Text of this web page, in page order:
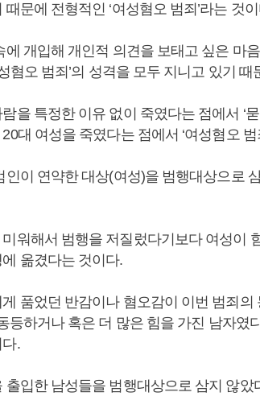
문에 전형적인 ‘여성혐오 범죄’라는 것
개입해 개인적 의견을 보태고 싶은 마
혐오 범죄’의 성격을 모두 지니고 있기 때
을 특정한 이유 없이 죽였다는 점에서 ‘
대 여성을 죽였다는 점에서 ‘여성혐오 범
이 연약한 대상(여성)을 범행대상으로
워해서 범행을 저질렀다기보다 여성이
옮겼다는 것이다.
품었던 반감이나 혐오감이 이번 범죄의
등하거나 혹은 더 많은 힘을 가진 남자였
.
입한 남성들을 범행대상으로 삼지 않았